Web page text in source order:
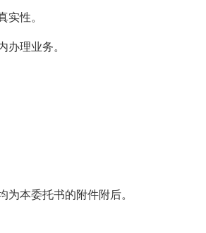
实性。
办理业务。
本委托书的附件附后。